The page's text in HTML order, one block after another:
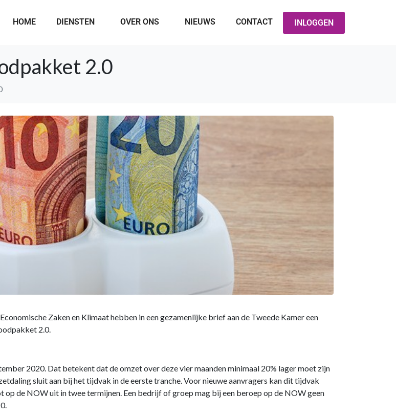
HOME DIENSTEN OVER ONS NIEUWS CONTACT INLOGGEN
2.0
Zaken en Klimaat hebben in een gezamenlijke brief aan de Tweede Kamer een
2.0.
2020. Dat betekent dat de omzet over deze vier maanden minimaal 20% lager moet zijn
sluit aan bij het tijdvak in de eerste tranche. Voor nieuwe aanvragers kan dit tijdvak
de NOW uit in twee termijnen. Een bedrijf of groep mag bij een beroep op de NOW geen